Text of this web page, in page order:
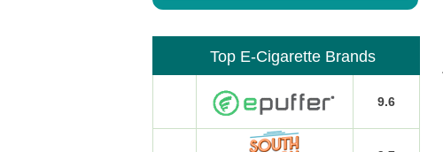
Top E-Cigarette Brands
9.6